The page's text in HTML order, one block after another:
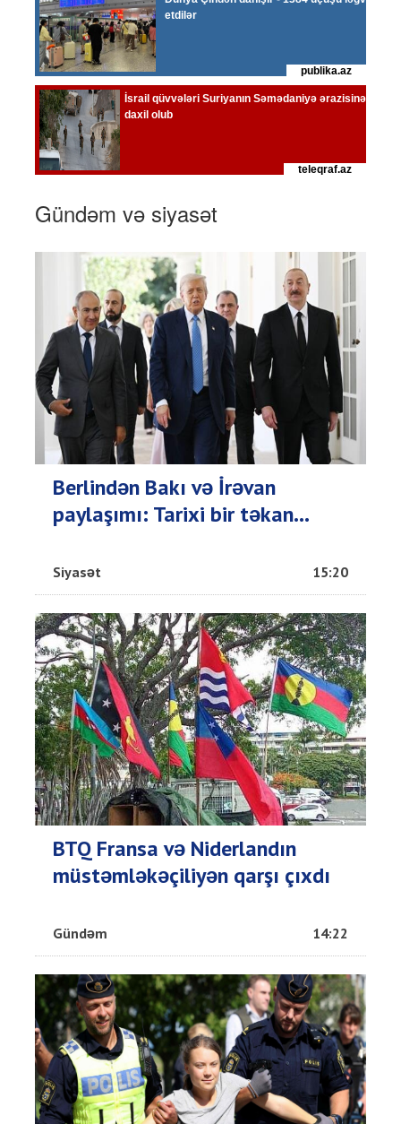
Gündəm və siyasət
Berlindən Bakı və İrəvan
paylaşımı: Tarixi bir təkan...
Siyasət 15:20
BTQ Fransa və Niderlandın
müstəmləkəçiliyən qarşı çıxdı
Gündəm 14:22